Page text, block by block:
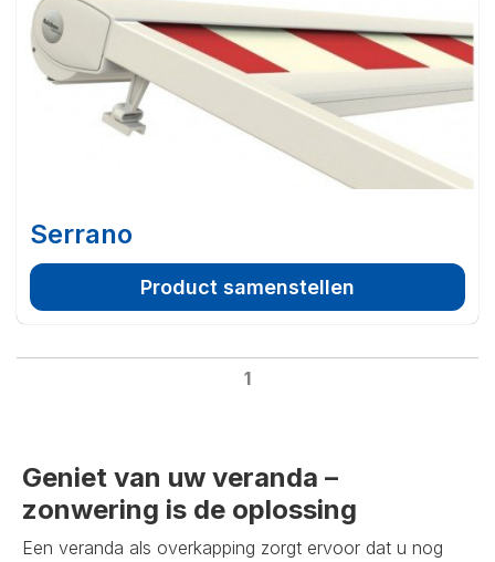
Serrano
Product samenstellen
1
Geniet van uw veranda –
zonwering is de oplossing
Een veranda als overkapping zorgt ervoor dat u nog